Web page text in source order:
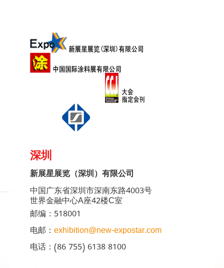
深圳
新展星展览（深圳）有限公司
中国广东省深圳市深南东路4003号
世界金融中心A座42楼C室
邮编：518001
电邮： exhibition@new-expostar.com
电话：(86 755) 6138 8100